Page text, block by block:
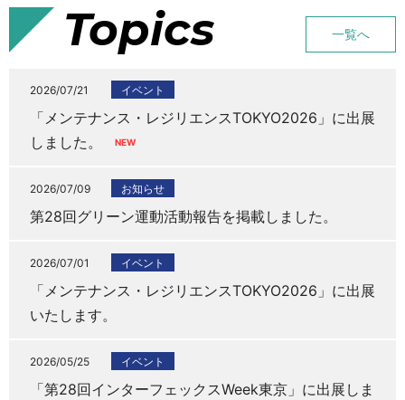
Topics 一覧へ
2026/07/21 イベント
「メンテナンス・レジリエンスTOKYO2026」に出展
しました。
2026/07/09 お知らせ
第28回グリーン運動活動報告を掲載しました。
2026/07/01 イベント
「メンテナンス・レジリエンスTOKYO2026」に出展
いたします。
2026/05/25 イベント
「第28回インターフェックスWeek東京」に出展しま